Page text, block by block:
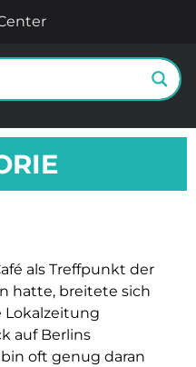
als Treffpunkt der
hatte, breitete sich
Lokalzeitung
auf Berlins
oft genug daran